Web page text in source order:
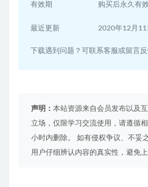
有效期 购买后永久有效
最近更新 2020年12月11
下载遇到问题？可联系客服或留言
声明： 本站资源来自会员发布以及
立场，仅限学习交流使用，请遵循
小时内删除。 如有侵权争议、不妥
用户仔细辨认内容的真实性，避免上